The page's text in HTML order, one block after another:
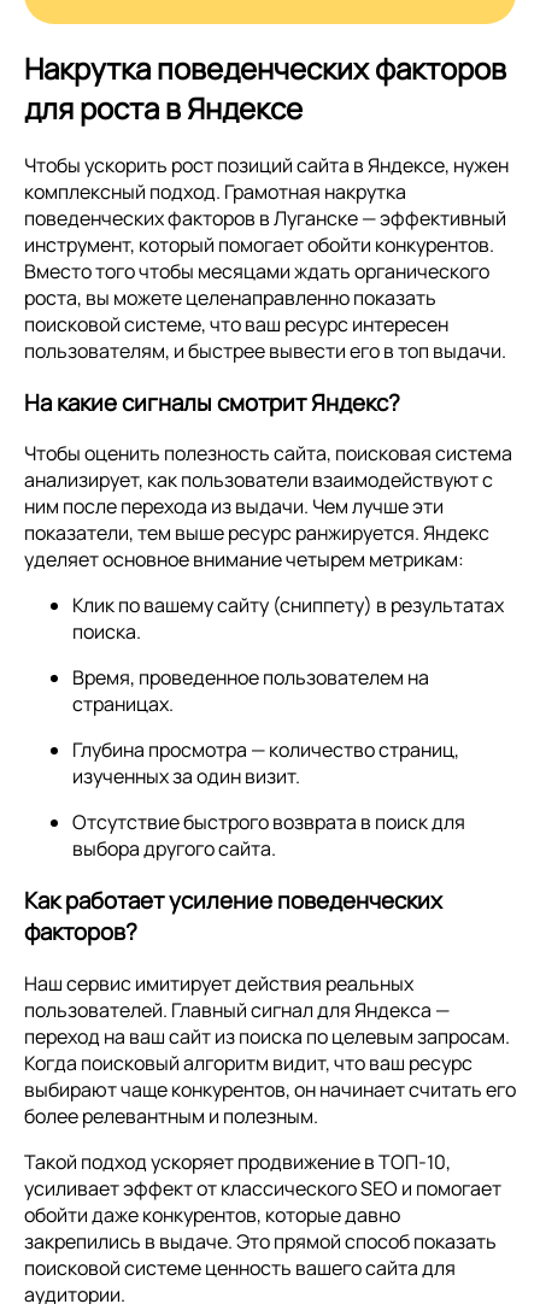
Накрутка поведенческих факторов
для роста в Яндексе
Чтобы ускорить рост позиций сайта в Яндексе, нужен
комплексный подход. Грамотная накрутка
поведенческих факторов в Луганске — эффективный
инструмент, который помогает обойти конкурентов.
Вместо того чтобы месяцами ждать органического
роста, вы можете целенаправленно показать
поисковой системе, что ваш ресурс интересен
пользователям, и быстрее вывести его в топ выдачи.
На какие сигналы смотрит Яндекс?
Чтобы оценить полезность сайта, поисковая система
анализирует, как пользователи взаимодействуют с
ним после перехода из выдачи. Чем лучше эти
показатели, тем выше ресурс ранжируется. Яндекс
уделяет основное внимание четырем метрикам:
Клик по вашему сайту (сниппету) в результатах
поиска.
Время, проведенное пользователем на
страницах.
Глубина просмотра — количество страниц,
изученных за один визит.
Отсутствие быстрого возврата в поиск для
выбора другого сайта.
Как работает усиление поведенческих
факторов?
Наш сервис имитирует действия реальных
пользователей. Главный сигнал для Яндекса —
переход на ваш сайт из поиска по целевым запросам.
Когда поисковый алгоритм видит, что ваш ресурс
выбирают чаще конкурентов, он начинает считать его
более релевантным и полезным.
Такой подход ускоряет продвижение в ТОП-10,
усиливает эффект от классического SEO и помогает
обойти даже конкурентов, которые давно
закрепились в выдаче. Это прямой способ показать
поисковой системе ценность вашего сайта для
аудитории.